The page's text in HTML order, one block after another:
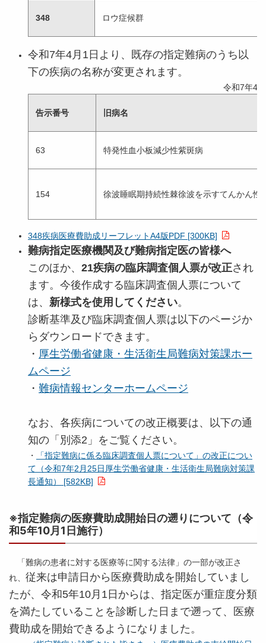
348 ロウ症候群
令和7年4月1日より、既存の指定難病のうち以
下の疾病の名称が変更されます。
令和7年4
告示番号 旧病名
63 特発性血小板減少性紫斑病
154 徐波睡眠期持続性棘徐波を示すてんかん性
348疾病医療費助成リーフレットA4版PDF [300KB]
難病指定医療機関及び難病指定医の皆様へ
このほか、 21疾病の臨床調査個人票が改正され
ます。今後作成する臨床調査個人票について
は、 新様式を使用してください。
診断基準及び臨床調査個人票は以下のページか
らダウンロードできます。
・ 厚生労働省健康・生活衛生局難病対策課ホー
ムページ
・ 難病情報センターホームページ
なお、各疾病についての改正概要は、以下の通
知の「別添2」をご覧ください。
・
「指定難病に係る臨床調査個人票について」の改正につい
て（令和7年2月25日厚生労働省健康・生活衛生局難病対策課
長通知） [582KB]
※指定難病の医療費助成開始日の遡りについて（令
和5年10月1日施行）
「難病の患者に対する医療等に関する法律」の一部が改正さ
れ、 従来は申請日から医療費助成を開始していまし
たが、 令和5年10月1日からは、指定医が重症度分類
を満たしていることを診断した日まで遡って、医療
費助成を開始できるようになりました。